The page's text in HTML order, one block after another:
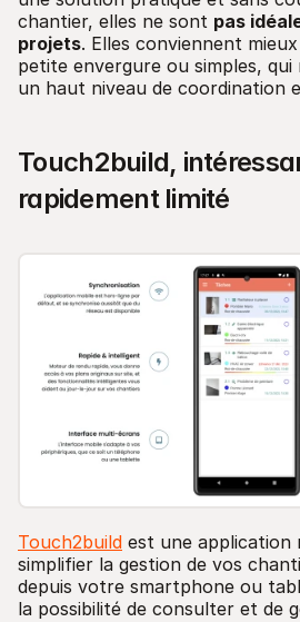
chantier, elles ne sont pas
projets. Elles conviennent
petite envergure ou simples, qui
un haut niveau de coordination
Touch2build,
rapidement limité
Touch2build est une application
simplifier la gestion de vos
depuis votre smartphone ou
la possibilité de consulter et de